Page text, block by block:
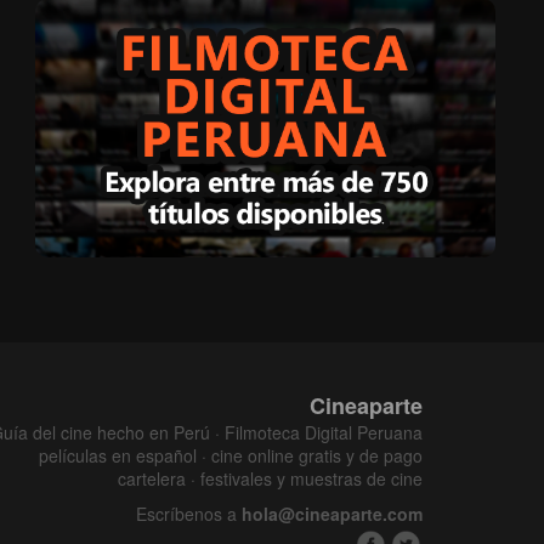
Cineaparte
del cine hecho en Perú · Filmoteca Digital Peruana
películas en español · cine online gratis y de pago
cartelera · festivales y muestras de cine
Escríbenos a hola@cineaparte.com